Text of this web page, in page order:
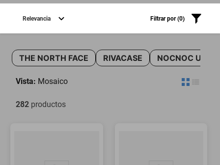
Relevancia Filtrarpor (0)
THE NORTH FACE RIVACASE NOCNOC USA
Vista: Mosaico
282 productos